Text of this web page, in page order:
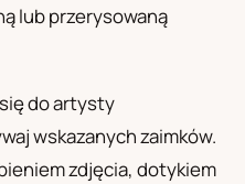
lub przerysowaną
do artysty
wskazanych zaimków.
zdjęcia, dotykiem